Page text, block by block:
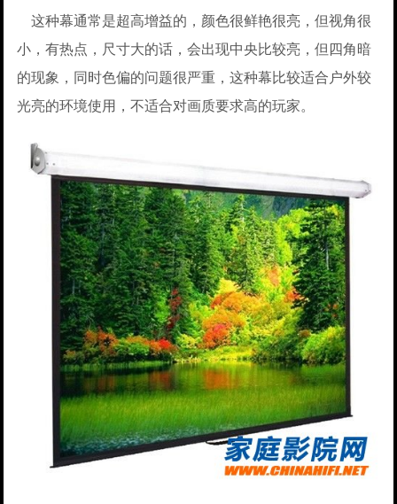
这种幕通常是超高增益的，颜色很鲜艳很亮，但视角很
小，有热点，尺寸大的话，会出现中央比较亮，但四角暗
的现象，同时色偏的问题很严重，这种幕比较适合户外较
光亮的环境使用，不适合对画质要求高的玩家。